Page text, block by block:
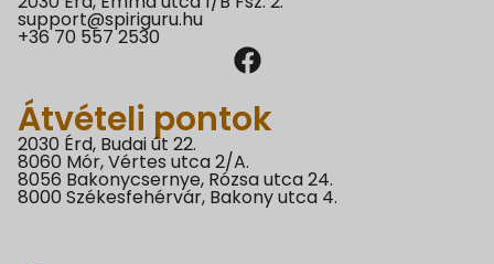
support@spiriguru.hu
+36 70 557 2530
Átvételi pontok
2030 Érd, Budai út 22.
8060 Mór, Vértes utca 2/A.
8056 Bakonycsernye, Rózsa utca 24.
8000 Székesfehérvár, Bakony utca 4.